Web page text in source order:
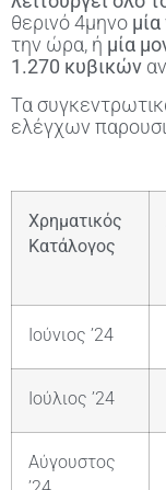
θερινό 4μηνο
την ώρα, ή μία
1.270 κυβικών
Τα
ελέγχων
Χρηματικός
Κατάλογος
Ιούνιος ’24
Ιούλιος ’24
Αύγουστος